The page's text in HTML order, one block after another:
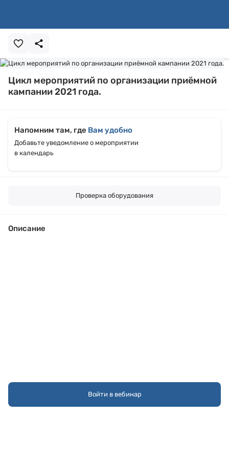
Цикл мероприятий по организации приёмной
кампании 2021 года.
Напомним там, где Вам удобно
Добавьте уведомление о мероприятии
в календарь
Проверка оборудования
Описание
Войти в вебинар